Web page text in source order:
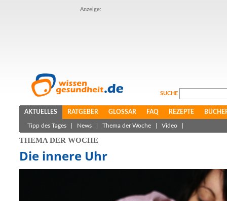
Anzeige:
SUCHE
AKTUELLES RATGEBER GLOSSAR FAQ REZEPTE
Tipp des Tages News Thema der Woche Video
THEMA DER WOCHE
Die innere Uhr